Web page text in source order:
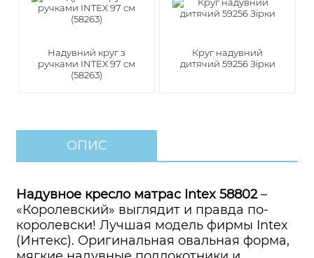
Надувний круг з
ручками INTEX 97 см
(58263)
Круг надувний
дитячий 59256 Зірки
ОПИС
Надувное кресло матрас Intex 58802–
«Королевский» выглядит и правда по-
королевски! Лучшая модель фирмы Intex
(Интекс). Оригинальная овальная форма,